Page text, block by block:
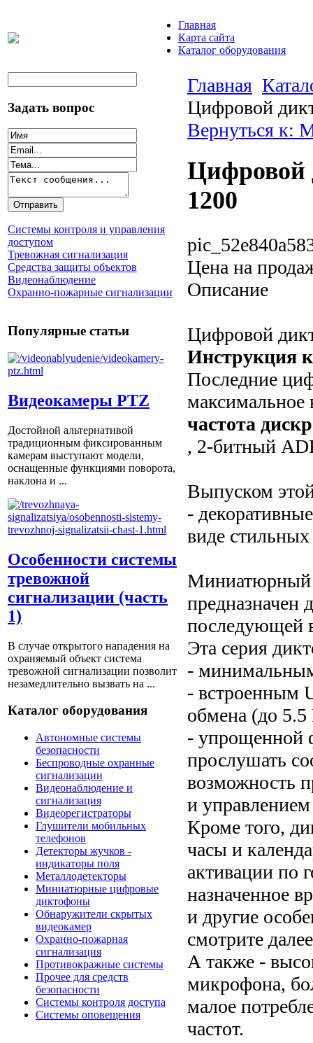
Главная
Карта сайта
Каталог оборудования
Задать вопрос
Системы контроля и управления
доступом
Тревожная сигнализация
Средства защиты объектов
Видеонаблюдение
Охранно-пожарные сигнализации
Популярные статьи
Видеокамеры PTZ
Достойной альтернативой
традиционным фиксированным
камерам выступают модели,
оснащенные функциями поворота,
наклона и ...
Особенности системы
тревожной
сигнализации (часть
1)
В случае открытого нападения на
охраняемый объект система
тревожной сигнализации позволит
незамедлительно вызвать на ...
Каталог оборудования
Автономные системы
безопасности
Беспроводные охранные
сигнализации
Видеонаблюдение и
сигнализация
Видеорегистраторы
Глушители мобильных
телефонов
Детекторы жучков -
индикаторы поля
Металлодетекторы
Миниатюрные цифровые
диктофоны
Обнаружители скрытых
видеокамер
Охранно-пожарная
сигнализация
Противокражные системы
Прочее для средств
безопасности
Системы контроля доступа
Системы оповещения
Главная
Цифровой
Вернуться к:
Цифровой
1200
Цена на
Описание
Цифровой
Инструкция
Последние
максимальное
частота
, 2-битный
Выпуском
-
виде стильных
Миниатюрный
предназначен
последующей
Эта серия
-
- встроенным
обмена (до
- упрощенной
прослушать
возможность
и
Кроме того,
часы и
активации по
назначенное
и другие
смотрите
А также -
микрофона,
малое
частот.